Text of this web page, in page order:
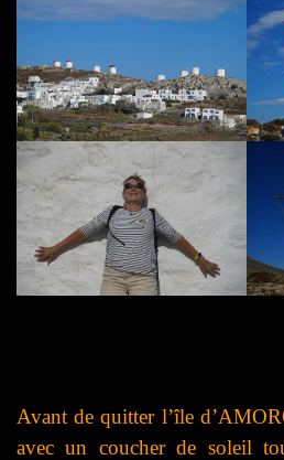
Avant de quitter l’île
avec un coucher de soleil